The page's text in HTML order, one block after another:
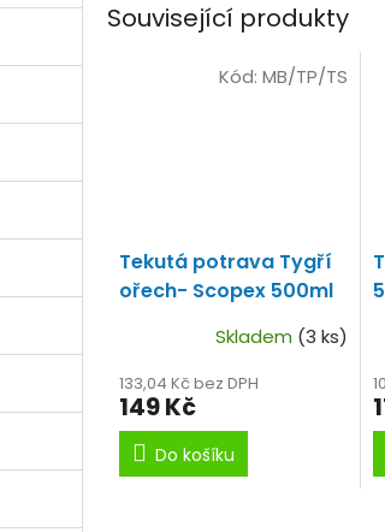
Související produkty
Tekutá potrava Tygří
ořech- Scopex 500ml
na tygří ořech.
Skladem (3 ks)
133,04 Kč bez DPH
149 Kč
Do košíku
Kód: MB/TP/TS